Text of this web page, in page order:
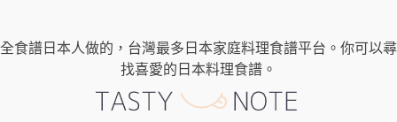
全食譜日本人做的，台灣最多日本家庭料理食譜平台。你可以尋
找喜愛的日本料理食譜。